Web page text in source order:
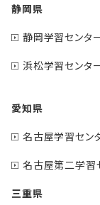
静岡県
静岡学習センタ
浜松学習センタ
愛知県
名古屋学習セン
名古屋第二学習
三重県